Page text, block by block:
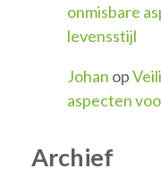
onmisbare
levensstijl
Johan op
aspecten
Archief